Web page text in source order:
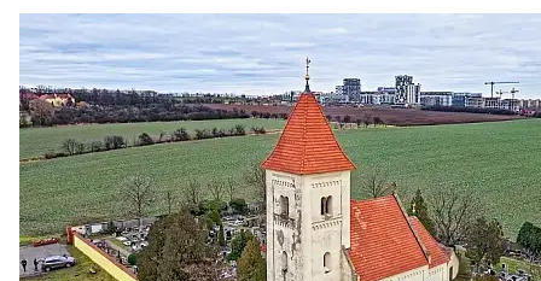
Zastanem se 03. 08. 2026
Politika • Volební seriál #02: Nová výstavba v jihozápadním
městě
Jakými nástroji navrhujete vstupovat z pozice ÚMČ Praha
13 do procesů developerské výstavby např. v lokalitě
Třebonice a Chaby, kterou umožňuje nově schválený